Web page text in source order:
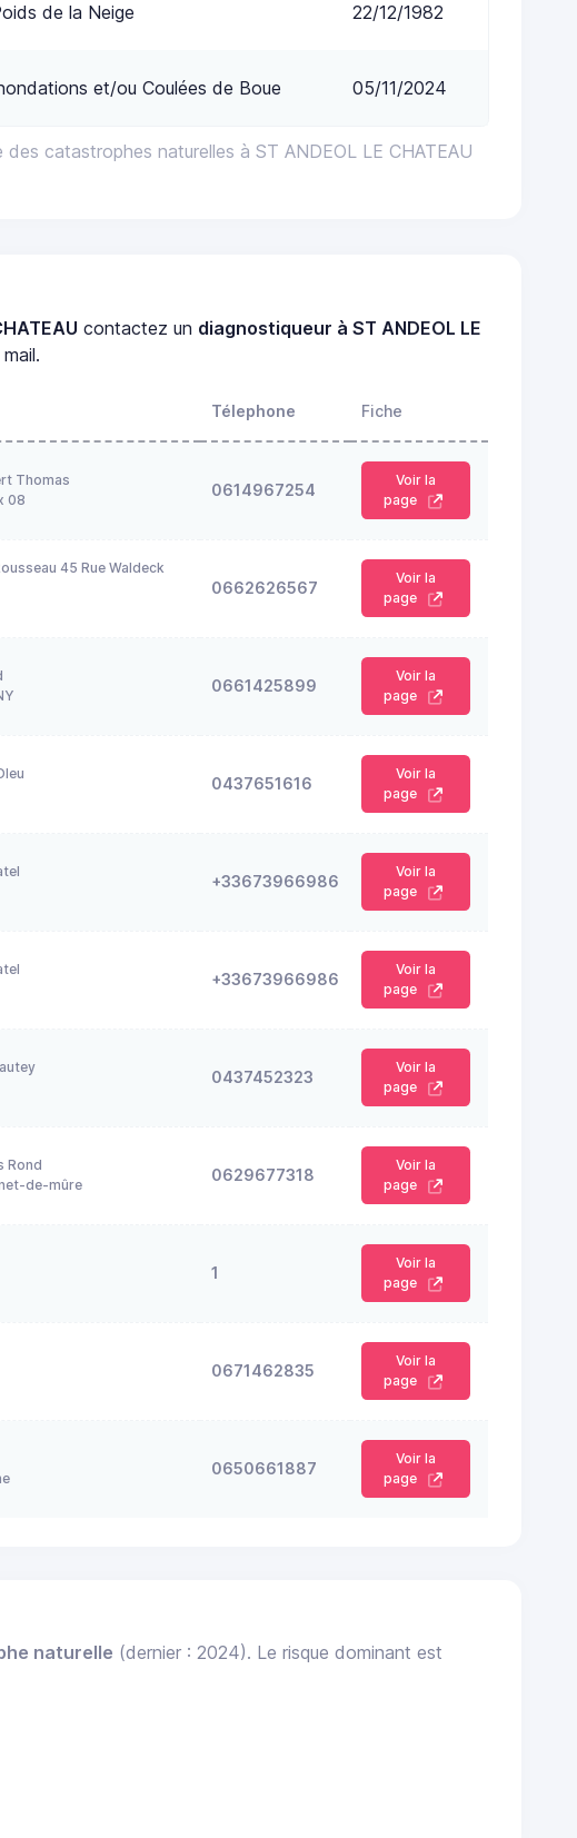
des catastrophes naturelles à ST ANDEOL LE CHATEAU
de la Neige 22/12/1982
et/ou Coulées de Boue 05/11/2024
contactez un diagnostiqueur à ST ANDEOL LE
Télephone Fiche
Thomas
08
0614967254
Voir la
page
45 Rue Waldeck
0662626567
Voir la
page
0661425899
Voir la
page
0437651616
Voir la
page
+33673966986
Voir la
page
+33673966986
Voir la
page
0437452323
Voir la
page
Rond
de-mûre
0629677318
Voir la
page
1
Voir la
page
0671462835
Voir la
page
0650661887
Voir la
page
naturelle (dernier : 2024). Le risque dominant est